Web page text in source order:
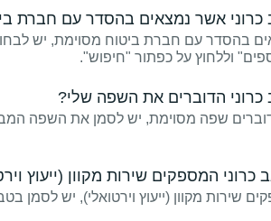
כרוני אשר נמצאים בהסדר עם חברת
בהסדר עם חברת ביטוח מסוימת, יש
וללחוץ על כפתור "חיפוש".
כרוני הדוברים את השפה שלי?
שפה מסוימת, יש לסמן את השפה
המספקים שירות מקוון (ייעוץ
שירות מקוון (ייעוץ וירטואלי), יש לסמן